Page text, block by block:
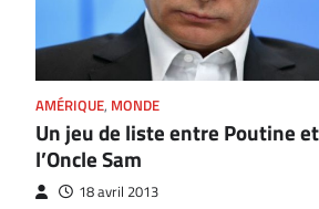
AMÉRIQUE, MONDE
Un jeu de liste entre Poutine et
l’Oncle Sam
18 avril 2013